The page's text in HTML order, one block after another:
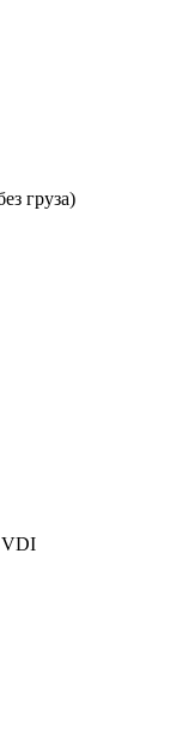
груза)
VDI